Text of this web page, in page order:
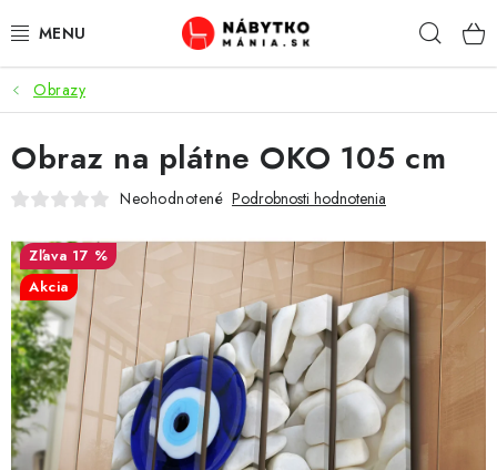
na
VÝPREDAJ
NOVINKY
OBÝVACIA IZBA
KUCHYŇA
SPÁĽŇA
PREDSIENE
PRACOVŇA / KANCELÁRIA
Obrazy
Obraz na plátne OKO 105 cm
Neohodnotené Podrobnosti hodnotenia
17 %
Akcia